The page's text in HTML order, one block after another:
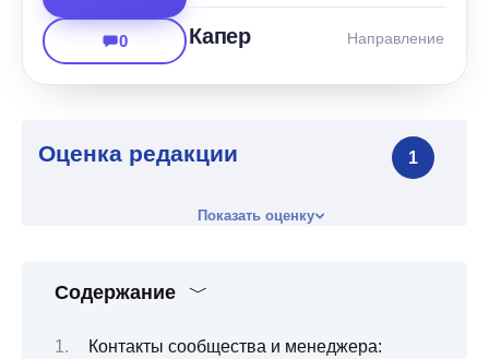
0 Капер Направление
Оценка редакции 1
Показать оценку
Содержание
Контакты сообщества и менеджера: